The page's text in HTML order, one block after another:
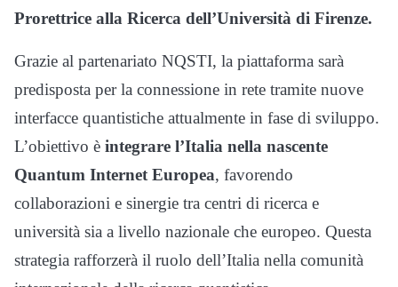
Prorettrice alla Ricerca dell’Università di Firenze.
Grazie al partenariato NQSTI, la piattaforma sarà
predisposta per la connessione in rete tramite nuove
interfacce quantistiche attualmente in fase di sviluppo.
L’obiettivo è integrare l’Italia nella nascente
Quantum Internet Europea, favorendo
collaborazioni e sinergie tra centri di ricerca e
università sia a livello nazionale che europeo. Questa
strategia rafforzerà il ruolo dell’Italia nella comunità